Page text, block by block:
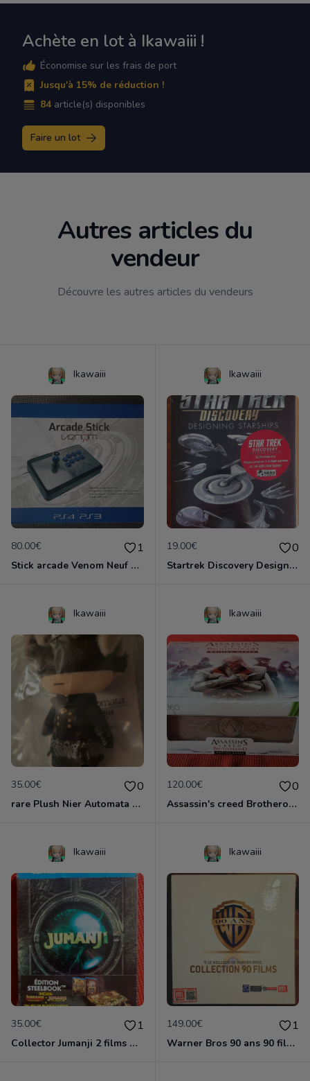
Achète en lot à Ikawaiii !
Économise sur les frais de port
Jusqu'à 15% de réduction !
84 article(s) disponibles
Faire un lot
Autres articles du
vendeur
Découvre les autres articles du vendeurs
Ikawaiii
80.00€ 1
Stick arcade Venom Neuf scellé (100% moddable)
Ikawaiii
19.00€ 0
Startrek Discovery Designing Starships Neuf emballé
Ikawaiii
35.00€ 0
rare Plush Nier Automata YoRHa No. 9 Type S
Ikawaiii
120.00€ 0
Assassin's creed Brotherood CODEX édition Neuf
Ikawaiii
35.00€ 1
Collector Jumanji 2 films + jeu de société Neuf emballé
Ikawaiii
149.00€ 1
Warner Bros 90 ans 90 films Neuf emballé